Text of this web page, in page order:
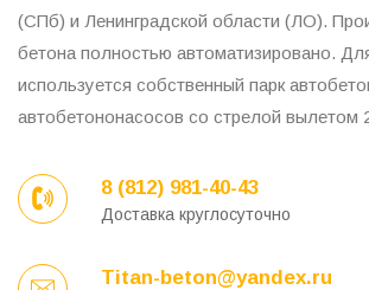
(СПб) и Ленинградской области (ЛО).
бетона полностью автоматизировано.
используется собственный парк
автобетононасосов со стрелой вылетом
8 (812) 981-40-43
Доставка круглосуточно
Titan-beton@yandex.ru